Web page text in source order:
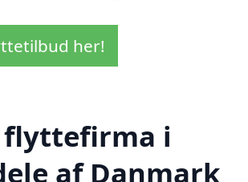
her!
flyttefirma i
af Danmark